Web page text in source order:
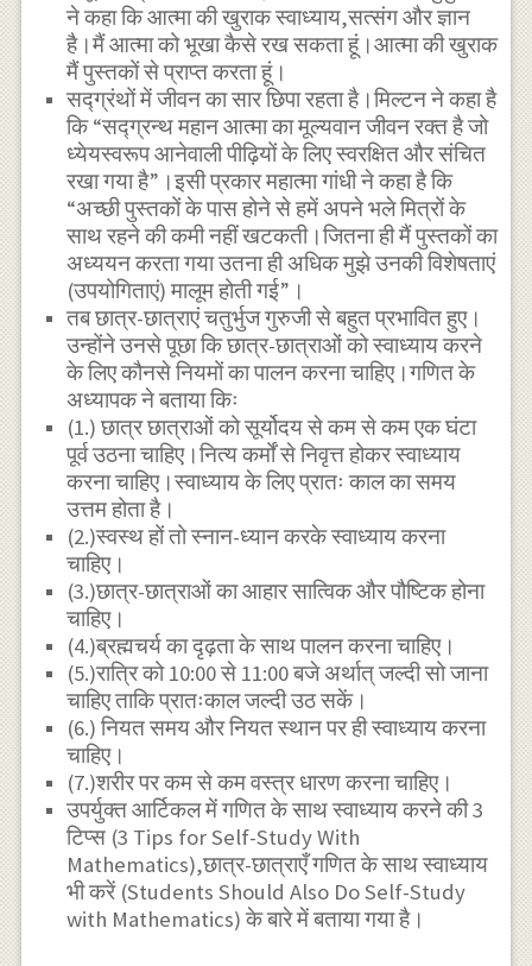
ने कहा कि आत्मा की खुराक स्वाध्याय,सत्संग और ज्ञान
है।मैं आत्मा को भूखा कैसे रख सकता हूं।आत्मा की खुराक
मैं पुस्तकों से प्राप्त करता हूं।
सद्ग्रंथों में जीवन का सार छिपा रहता है।मिल्टन ने कहा है
कि “सद्ग्रन्थ महान आत्मा का मूल्यवान जीवन रक्त है जो
ध्येयस्वरूप आनेवाली पीढ़ियों के लिए स्वरक्षित और संचित
रखा गया है”।इसी प्रकार महात्मा गांधी ने कहा है कि
“अच्छी पुस्तकों के पास होने से हमें अपने भले मित्रों के
साथ रहने की कमी नहीं खटकती।जितना ही मैं पुस्तकों का
अध्ययन करता गया उतना ही अधिक मुझे उनकी विशेषताएं
(उपयोगिताएं) मालूम होती गई”।
तब छात्र-छात्राएं चतुर्भुज गुरुजी से बहुत प्रभावित हुए।
उन्होंने उनसे पूछा कि छात्र-छात्राओं को स्वाध्याय करने
के लिए कौनसे नियमों का पालन करना चाहिए।गणित के
अध्यापक ने बताया किः
(1.) छात्र छात्राओं को सूर्योदय से कम से कम एक घंटा
पूर्व उठना चाहिए।नित्य कर्मों से निवृत्त होकर स्वाध्याय
करना चाहिए।स्वाध्याय के लिए प्रातः काल का समय
उत्तम होता है।
(2.)स्वस्थ हों तो स्नान-ध्यान करके स्वाध्याय करना
चाहिए।
(3.)छात्र-छात्राओं का आहार सात्विक और पौष्टिक होना
चाहिए।
(4.)ब्रह्मचर्य का दृढ़ता के साथ पालन करना चाहिए।
(5.)रात्रि को 10:00 से 11:00 बजे अर्थात् जल्दी सो जाना
चाहिए ताकि प्रातःकाल जल्दी उठ सकें।
(6.) नियत समय और नियत स्थान पर ही स्वाध्याय करना
चाहिए।
(7.)शरीर पर कम से कम वस्त्र धारण करना चाहिए।
उपर्युक्त आर्टिकल में गणित के साथ स्वाध्याय करने की 3
टिप्स (3 Tips for Self-Study With
Mathematics),छात्र-छात्राएँ गणित के साथ स्वाध्याय
भी करें (Students Should Also Do Self-Study
with Mathematics) के बारे में बताया गया है।